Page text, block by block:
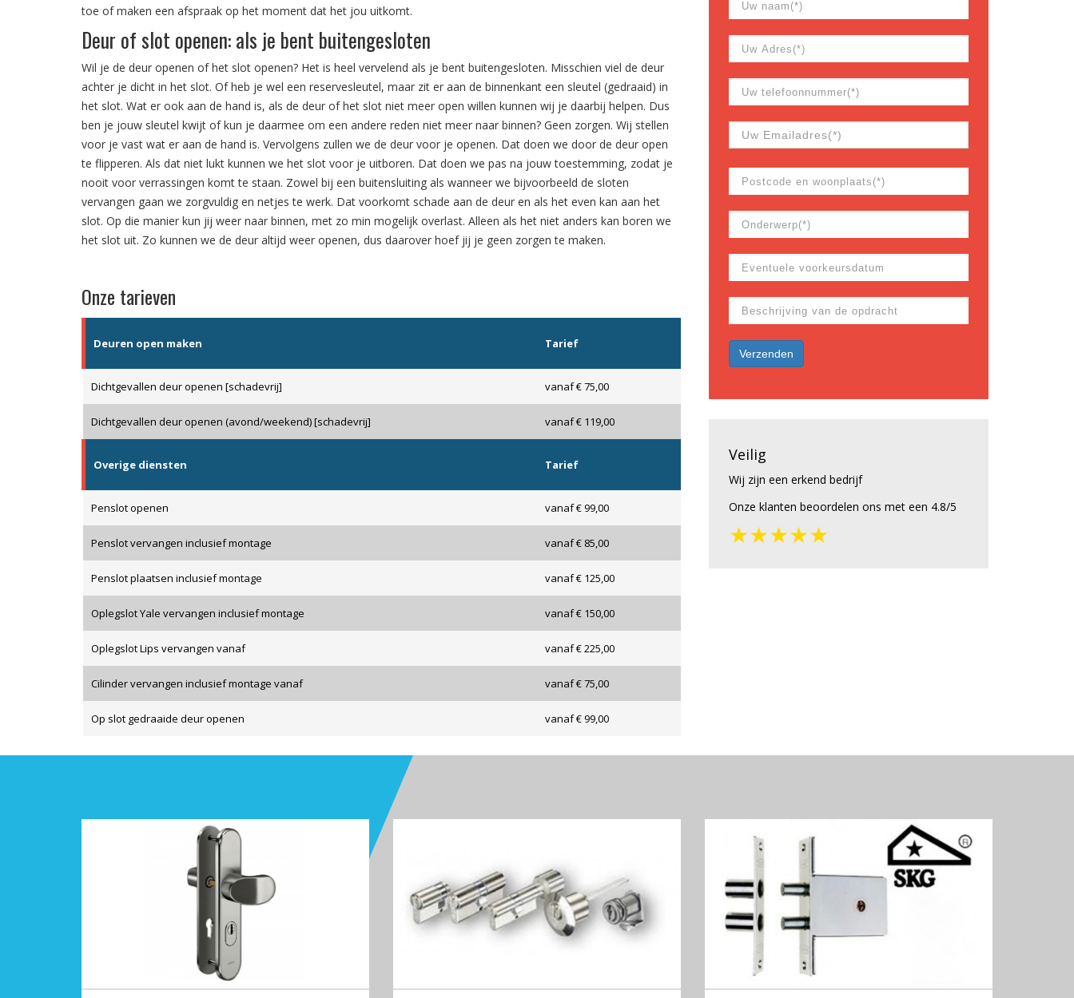
toe of maken een afspraak op het moment dat het jou uitkomt.
Deur of slot openen: als je bent buitengesloten
Wil je de deur openen of het slot openen? Het is heel vervelend als je bent buitengesloten. Misschien viel de deur
achter je dicht in het slot. Of heb je wel een reservesleutel, maar zit er aan de binnenkant een sleutel (gedraaid) in
het slot. Wat er ook aan de hand is, als de deur of het slot niet meer open willen kunnen wij je daarbij helpen. Dus
ben je jouw sleutel kwijt of kun je daarmee om een andere reden niet meer naar binnen? Geen zorgen. Wij stellen
voor je vast wat er aan de hand is. Vervolgens zullen we de deur voor je openen. Dat doen we door de deur open
te flipperen. Als dat niet lukt kunnen we het slot voor je uitboren. Dat doen we pas na jouw toestemming, zodat je
nooit voor verrassingen komt te staan. Zowel bij een buitensluiting als wanneer we bijvoorbeeld de sloten
vervangen gaan we zorgvuldig en netjes te werk. Dat voorkomt schade aan de deur en als het even kan aan het
slot. Op die manier kun jij weer naar binnen, met zo min mogelijk overlast. Alleen als het niet anders kan boren we
het slot uit. Zo kunnen we de deur altijd weer openen, dus daarover hoef jij je geen zorgen te maken.
Onze tarieven
Deuren open maken Tarief
Dichtgevallen deur openen [schadevrij] vanaf € 75,00
Dichtgevallen deur openen (avond/weekend) [schadevrij] vanaf € 119,00
Overige diensten Tarief
Penslot openen vanaf € 99,00
Penslot vervangen inclusief montage vanaf € 85,00
Penslot plaatsen inclusief montage vanaf € 125,00
Oplegslot Yale vervangen inclusief montage vanaf € 150,00
Oplegslot Lips vervangen vanaf vanaf € 225,00
Cilinder vervangen inclusief montage vanaf vanaf € 75,00
Op slot gedraaide deur openen vanaf € 99,00
Veilig
Wij zijn een erkend bedrijf
Onze klanten beoordelen ons met een 4.8/5
★★★★★